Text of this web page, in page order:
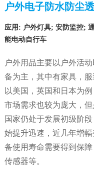
户外电子防水防尘
应用: 户外灯具; 安防监控;
能电动自行车
户外用品主要以户外活
备为主，其中有家具，
以美国，英国和日本为
市场需求也较为庞大，
国家仍处于发展初级阶
始提升迅速，近几年增
备使用寿命需要得到保
传感器等。